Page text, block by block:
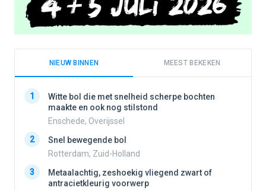
NIEUW BINNEN MEEST BEKEKEN
1
Witte bol die met snelheid scherpe bochten
maakte en ook nog stilstond
Enschede, Overijssel
2
Snel bewegende bol
Rotterdam, Zuid-Holland
3
Metaalachtig, zeshoekig vliegend zwart of
antracietkleurig voorwerp